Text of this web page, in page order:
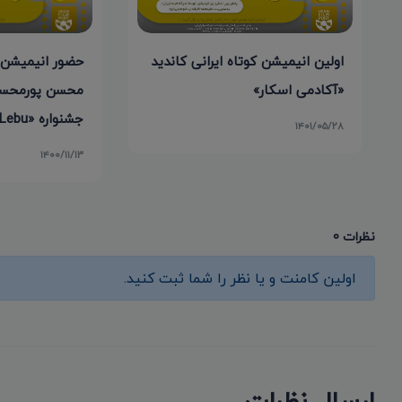
اولین انیمیشن کوتاه ایرانی کاندید
«آکادمی اسکار»
۱۴۰۱/۰۵/۲۸
حضور
محسن
جشنواره «Cine Lebu» شیلی
۱۴۰۰/۱۱/۱۳
نظرات 0
اولین کامنت و یا نظر را شما ثبت کنید.